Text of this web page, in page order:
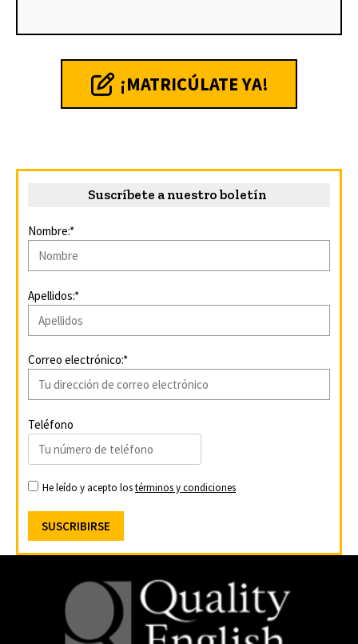
¡MATRICÚLATE YA!
Suscríbete a nuestro boletín
Nombre:*
Apellidos:*
Correo electrónico:*
Teléfono
He leído y acepto lostérminos y condiciones